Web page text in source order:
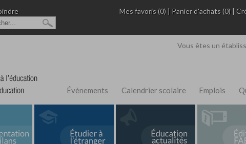
Mes favoris (0) | Panier d'achats (0) |
Vous êtes un
Évènements Calendrier scolaire Emplois